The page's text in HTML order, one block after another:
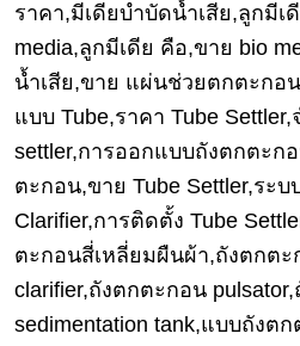
ร่วม
งาน
กับ
เรา
ราคา,มีเดียบำบัดน้ำเสีย,ลูกมีเ
media,ลูกมีเดีย คือ,ขาย bio
น้ำเสีย,ขาย แผ่นช่วยตกตะกอ
แบบ Tube,ราคา Tube
settler,การออกแบบถังตกตะก
ตะกอน,ขาย Tube Settler,ระ
Clarifier,การติดตั้ง Tube
ตะกอนสี่เหลี่ยมผืนผ้า,ถังตกตะ
clarifier,ถังตกตะกอน
sedimentation tank,แบบถังต